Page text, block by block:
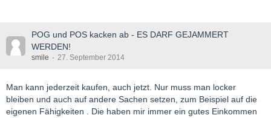
POG und POS kacken ab - ES DARF GEJAMMERT
WERDEN!
smile 27. September 2014
Man kann jederzeit kaufen, auch jetzt. Nur muss man locker
bleiben und auch auf andere Sachen setzen, zum Beispiel auf die
eigenen Fähigkeiten . Die haben mir immer ein gutes Einkommen